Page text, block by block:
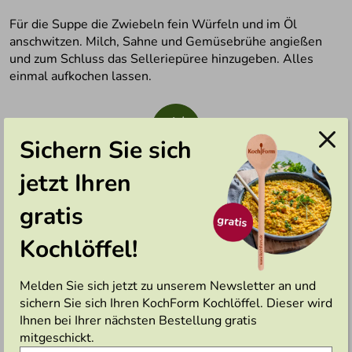
Für die Suppe die Zwiebeln fein Würfeln und im Öl
anschwitzen. Milch, Sahne und Gemüsebrühe angießen
und zum Schluss das Selleriepüree hinzugeben. Alles
einmal aufkochen lassen.
4
Die Walnüsse in einer Pfanne ohne Öl anrösten, mit dem
Messer grob zerhacken und mit in die Suppe geben.
Den Zander in 4 gleichgroße Stücke schneiden, mit Salz
und Pfeffer würzen, im Mehl wenden und in der Pfanne
von beiden Seiten anbraten.
Sichern Sie sich
jetzt Ihren
gratis
Kochlöffel!
Melden Sie sich jetzt zu unserem Newsletter an und
sichern Sie sich Ihren KochForm Kochlöffel. Dieser wird
Ihnen bei Ihrer nächsten Bestellung gratis
mitgeschickt.